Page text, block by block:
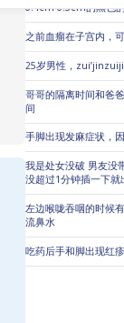
0.4cm-0.5cm的黑色
之前血瘤在子宫内，
25岁男性，
哥哥的隔离时间和爸
间
手脚出现发麻症状，
我是处女没破 男友没
没超过1分钟插一下就
左边喉咙吞咽的时候
流鼻水
吃药后手和脚出现红